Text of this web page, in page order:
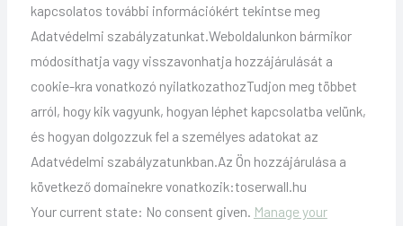
kapcsolatos további információkért tekintse meg
Adatvédelmi szabályzatunkat.Weboldalunkon bármikor
módosíthatja vagy visszavonhatja hozzájárulását a
cookie-kra vonatkozó nyilatkozathozTudjon meg többet
arról, hogy kik vagyunk, hogyan léphet kapcsolatba velünk,
és hogyan dolgozzuk fel a személyes adatokat az
Adatvédelmi szabályzatunkban.Az Ön hozzájárulása a
következő domainekre vonatkozik:toserwall.hu
Your current state: No consent given. Manage your